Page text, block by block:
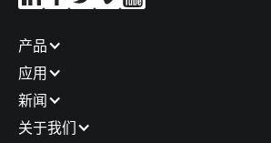
产品​
应用​
新闻​
关于我们​